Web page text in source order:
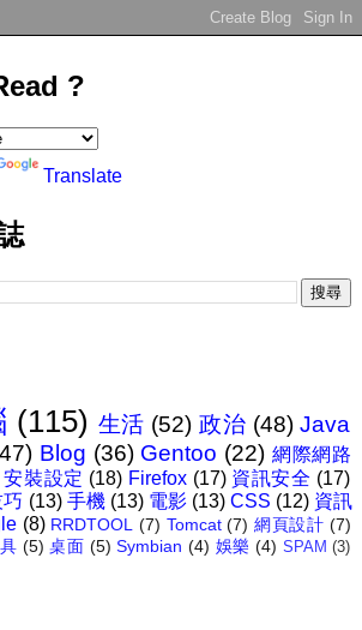
?
Translate
(115) 生活 (52) 政治 (48) Java
Blog (36) Gentoo (22) 網際網路
安裝設定 (18) Firefox (17) 資訊安全 (17)
(13) 手機 (13) 電影 (13) CSS (12) 資訊
(8) RRDTOOL (7) Tomcat (7) 網頁設計 (7)
(5) 桌面 (5) Symbian (4) 娛樂 (4) SPAM (3)